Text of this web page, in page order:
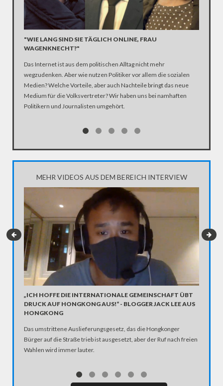
"WIE LANG SIND SIE TÄGLICH ONLINE, FRAU
WAGENKNECHT?"
Das Internet ist aus dem politischen Alltag nicht mehr
wegzudenken. Aber wie nutzen Politiker vor allem die sozialen
Medien? Welche Vorteile, aber auch Nachteile bringt das neue
Medium für die Volksvertreter? Wir haben uns bei namhaften
Politikern und Journalisten umgehört.
MEHR VIDEOS AUS DEM BEREICH INTERVIEW
„ICH HOFFE DIE INTERNATIONALE GEMEINSCHAFT ÜBT
DRUCK AUF HONGKONG AUS!“ - BLOGGER JACK LEE AUS
HONGKONG
Das umstrittene Auslieferungsgesetz, das die Hongkonger
Bürger auf die Straße trieb ist ausgesetzt, aber der Ruf nach freien
Wahlen wird immer lauter.